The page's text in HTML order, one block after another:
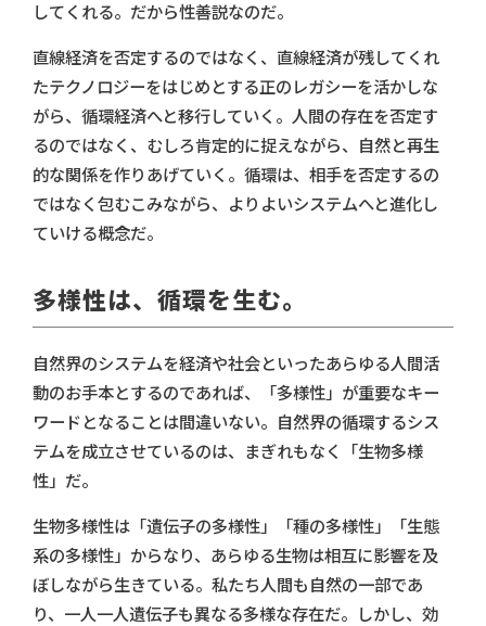
してくれる。だから性善説なのだ。
直線経済を否定するのではなく、直線経済が残してくれ
たテクノロジーをはじめとする正のレガシーを活かしな
がら、循環経済へと移行していく。人間の存在を否定す
るのではなく、むしろ肯定的に捉えながら、自然と再生
的な関係を作りあげていく。循環は、相手を否定するの
ではなく包むこみながら、よりよいシステムへと進化し
ていける概念だ。
多様性は、循環を生む。
自然界のシステムを経済や社会といったあらゆる人間活
動のお手本とするのであれば、「多様性」が重要なキー
ワードとなることは間違いない。自然界の循環するシス
テムを成立させているのは、まぎれもなく「生物多様
性」だ。
生物多様性は「遺伝子の多様性」「種の多様性」「生態
系の多様性」からなり、あらゆる生物は相互に影響を及
ぼしながら生きている。私たち人間も自然の一部であ
り、一人一人遺伝子も異なる多様な存在だ。しかし、効